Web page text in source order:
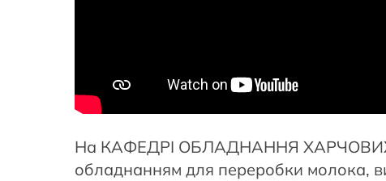
На КАФЕДРІ ОБЛАДНАННЯ ХАРЧОВИХ
обладнанням для переробки молока,